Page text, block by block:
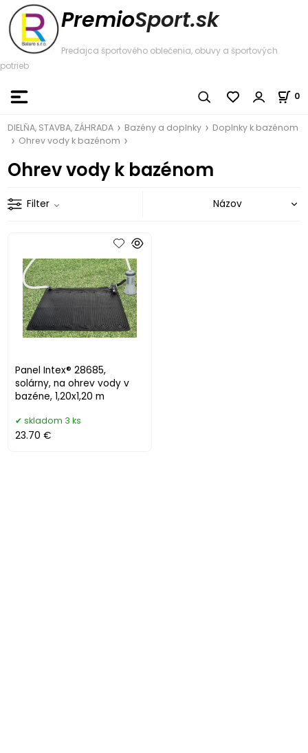
PremioSport.sk
Predajca športového oblečenia, obuvy a športových
potrieb
0
DIELŇA, STAVBA, ZÁHRADA Bazény a doplnky
Doplnky k bazénom
Ohrev vody k bazénom
Ohrev vody k bazénom
Filter
Panel Intex® 28685,
solárny, na ohrev vody v
bazéne, 1,20x1,20 m
skladom 3 ks
23.70 €